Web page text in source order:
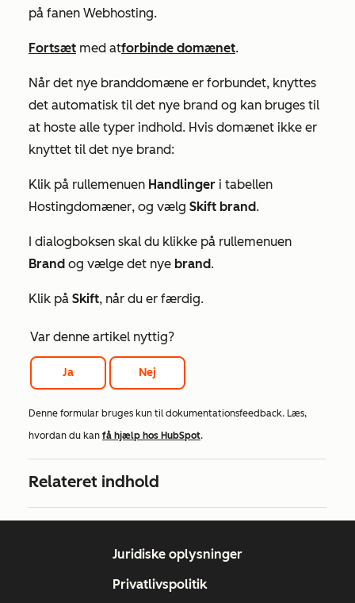
på fanen Webhosting.
Fortsæt med atforbinde domænet.
Når det nye branddomæne er forbundet, knyttes
det automatisk til det nye brand og kan bruges til
at hoste alle typer indhold. Hvis domænet ikke er
knyttet til det nye brand:
Klik på rullemenuen Handlinger i tabellen
Hostingdomæner, og vælg Skift brand.
I dialogboksen skal du klikke på rullemenuen
Brand og vælge det nye brand.
Klik på Skift, når du er færdig.
Var denne artikel nyttig?
Ja Nej
Denne formular bruges kun til dokumentationsfeedback. Læs,
hvordan du kan få hjælp hos HubSpot.
Relateret indhold
Juridiske oplysninger
Privatlivspolitik